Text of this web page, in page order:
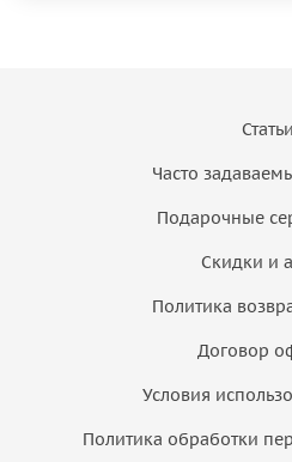
Статьи
Часто
Подарочные
Скидки и
Политика
Договор
Условия
Политика обработки